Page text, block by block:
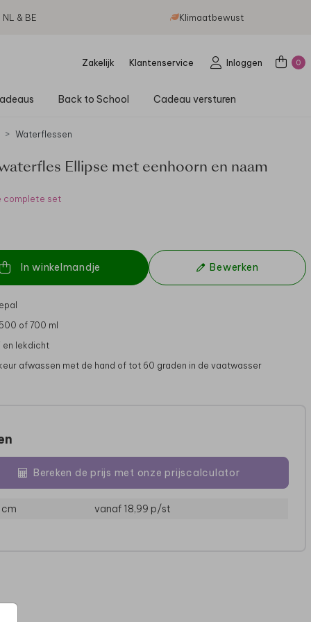
& BE Klimaatbewust
Zakelijk Klantenservice Inloggen 0
Back to School Cadeau versturen
MEPAL WATERFLES
Waterflessen
Ellipse met eenhoorn en naam
complete set
In winkelmandje Bewerken
of 700 ml
en lekdicht
afwassen met de hand of tot 60 graden in de vaatwasser
Bereken de prijs met onze prijscalculator
cm vanaf 18,99 p/st